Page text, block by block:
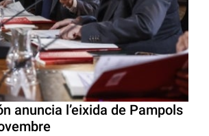
anuncia l’eixida de Pampols